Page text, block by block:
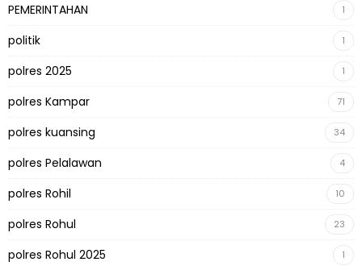
PEMERINTAHAN 1
politik 1
polres 2025 1
polres Kampar 71
polres kuansing 34
polres Pelalawan 4
polres Rohil 10
polres Rohul 23
polres Rohul 2025 1